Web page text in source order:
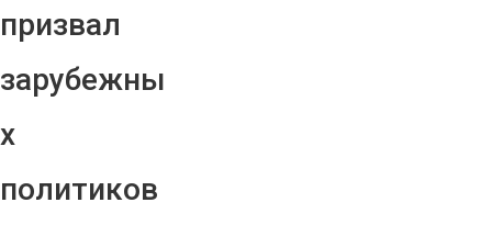
призвал
зарубежны
х
политиков